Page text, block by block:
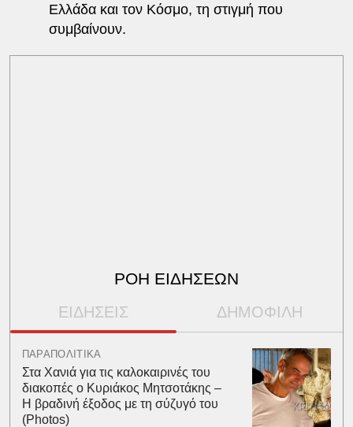
Ελλάδα και τον Κόσμο, τη στιγμή που
συμβαίνουν.
ΡΟΗ ΕΙΔΗΣΕΩΝ
ΕΙΔΗΣΕΙΣ ΔΗΜΟΦΙΛΗ
ΠΑΡΑΠΟΛΙΤΙΚΑ
Στα Χανιά για τις καλοκαιρινές του
διακοπές ο Κυριάκος Μητσοτάκης –
Η βραδινή έξοδος με τη σύζυγό του
(Photos)